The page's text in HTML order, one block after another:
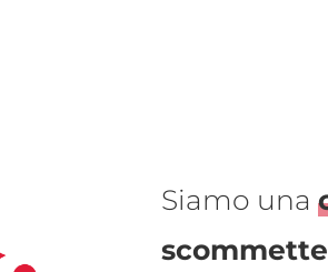
Siamo una
scommette